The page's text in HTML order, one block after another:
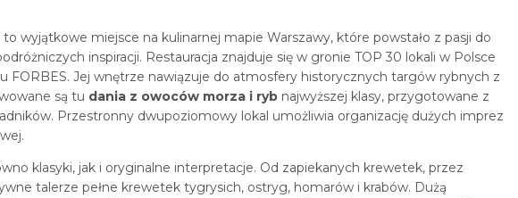
wyjątkowe miejsce na kulinarnej mapie Warszawy, które powstało z pasji do
inspiracji. Restauracja znajduje się w gronie TOP 30 lokali w Polsce
FORBES. Jej wnętrze nawiązuje do atmosfery historycznych targów rybnych z
są tu dania z owoców morza i ryb najwyższej klasy, przygotowane z
Przestronny dwupoziomowy lokal umożliwia organizację dużych imprez
klasyki, jak i oryginalne interpretacje. Od zapiekanych krewetek, przez
talerze pełne krewetek tygrysich, ostryg, homarów i krabów. Dużą